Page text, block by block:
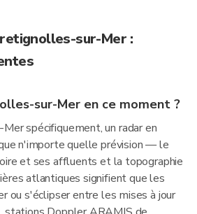
sur-Mer :
sur-Mer en ce moment ?
spécifiquement, un radar en
n'importe quelle prévision — le
et ses affluents et la topographie
atlantiques signifient que les
ou s'éclipser entre les mises à jour